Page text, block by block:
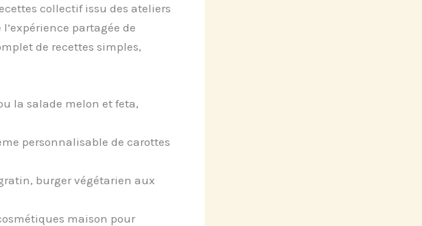
collectif issu des ateliers
partagée de
de recettes simples,
la salade melon et feta,
personnalisable de carottes
burger végétarien aux
maison pour